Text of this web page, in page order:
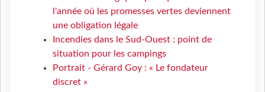
l'année où les promesses vertes deviennent
une obligation légale
Incendies dans le Sud-Ouest : point de
situation pour les campings
Portrait - Gérard Goy : « Le fondateur
discret »